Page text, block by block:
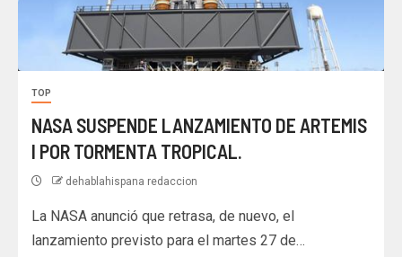
TOP
NASA SUSPENDE LANZAMIENTO DE ARTEMIS
I POR TORMENTA TROPICAL.
dehablahispana redaccion
La NASA anunció que retrasa, de nuevo, el
lanzamiento previsto para el martes 27 de…